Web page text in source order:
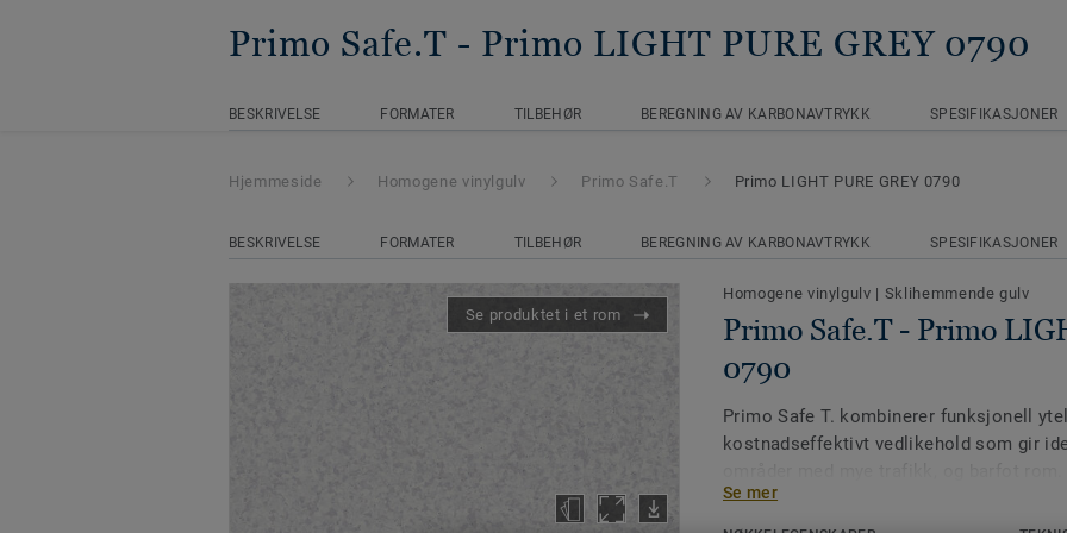
Primo Safe.T - Primo LIGHT PURE GREY 0790
BESKRIVELSE FORMATER TILBEHØR BEREGNING AV KARBONAVTRYKK SPESIFIKASJONER
Hjemmeside Homogene vinylgulv Primo Safe.T Primo LIGHT PURE GREY 0790
BESKRIVELSE FORMATER TILBEHØR BEREGNING AV KARBONAVTRYKK SPESIFIKASJONER
Se produktet i et rom
Homogene vinylgulv | Sklihemmende gulv
Primo Safe.T - Primo
0790
Primo Safe T. kombinerer funksjonell
kostnadseffektivt vedlikehold som gir
egenskaper (R10) reduserer risikoen for
tilgjengelig i hele 15 farger, alle
Se mer